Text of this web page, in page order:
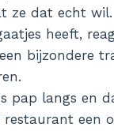
ze dat echt
heeft,
bijzondere
pap langs en
een